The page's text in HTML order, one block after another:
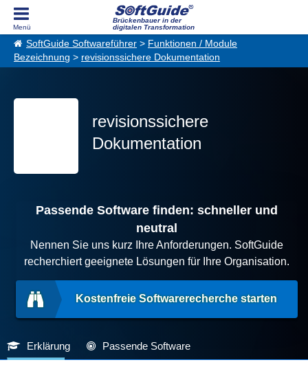
Brückenbauer in der
digitalen Transformation
SoftGuide Softwareführer > Funktionen / Module
Bezeichnung > revisionssichere Dokumentation
revisionssichere
Dokumentation
Passende Software finden: schneller und
neutral
Nennen Sie uns kurz Ihre Anforderungen. SoftGuide
recherchiert geeignete Lösungen für Ihre Organisation.
Kostenfreie Softwarerecherche starten
Erklärung Passende Software